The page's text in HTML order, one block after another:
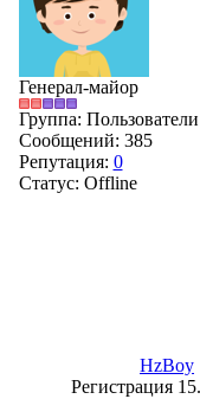
Генерал-майор
Группа: Пользователи
Сообщений: 385
Репутация: 0
Статус: Offline
HzBoy
Регистрация